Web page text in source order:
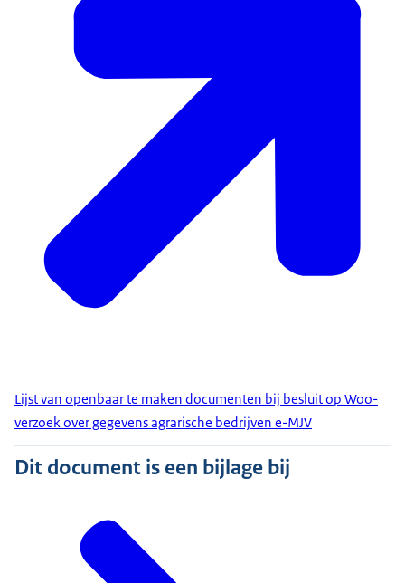
Lijst van openbaar te maken documenten bij besluit op Woo-
verzoek over gegevens agrarische bedrijven e-MJV
Dit document is een bijlage bij